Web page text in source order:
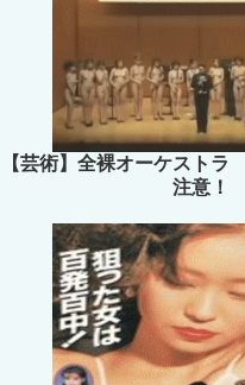
【芸術】全裸オーケスト
注意！